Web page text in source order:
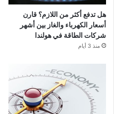
هل تدفع أكثر من اللازم؟ قارن
أسعار الكهرباء والغاز بين أشهر
شركات الطاقة في هولندا
منذ 3 أيام